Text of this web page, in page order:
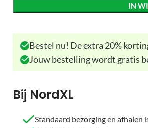
IN
Bestel nu! De extra 20%
Jouw bestelling wordt gratis
Bij NordXL
Standaard bezorging en afhalen